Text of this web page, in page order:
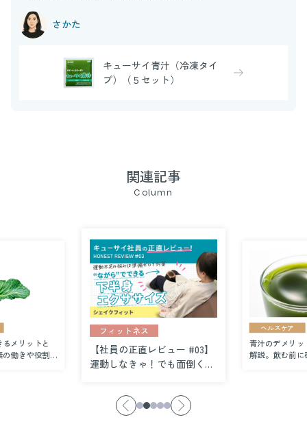
さかた
キューサイ青汁（冷凍タイ
プ）（５セット）
関連記事
Column
メリットと
働きや役割を
フィットネス
【社員の正直レビュー #03】
運動しなきゃ！でも面倒くさ
がら”でできる「下半身エク
ササイズ」
ヘルスケア
青汁のデメリ
解説。飲む前